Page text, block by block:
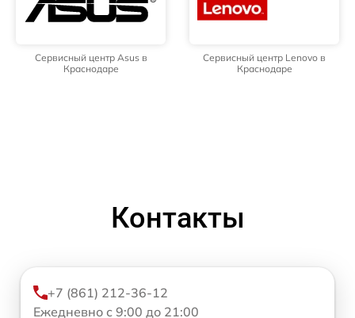
Сервисный центр Asus в
Краснодаре
Сервисный центр Lenovo в
Краснодаре
Контакты
+7 (861) 212-36-12
Ежедневно с 9:00 до 21:00